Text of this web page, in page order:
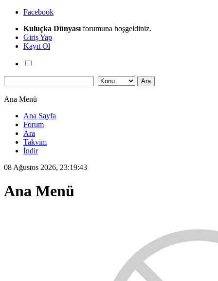
Facebook
Kuluçka Dünyası forumuna hoşgeldiniz.
Giriş Yap
Kayıt Ol
Ana Menü
Ana Sayfa
Forum
Ara
Takvim
İndir
08 Ağustos 2026, 23:19:43
Ana Menü